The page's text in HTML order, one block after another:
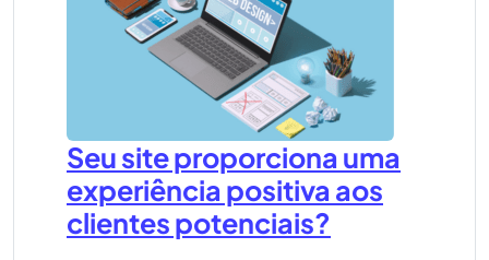
Seu site proporciona uma
experiência positiva aos
clientes potenciais?